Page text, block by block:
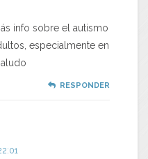
info sobre el autismo
especialmente en
RESPONDER